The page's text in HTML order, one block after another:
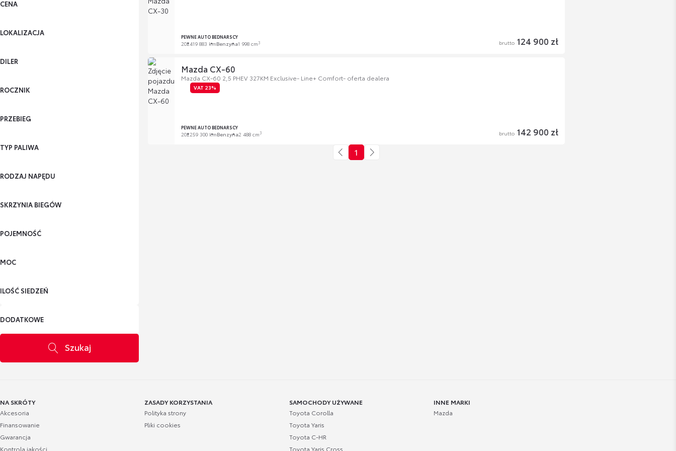
CENA
LOKALIZACJA
DILER
ROCZNIK
PRZEBIEG
TYP PALIWA
RODZAJ NAPĘDU
SKRZYNIA BIEGÓW
POJEMNOŚĆ
MOC
ILOŚĆ SIEDZEŃ
DODATKOWE
Szukaj
PEWNE AUTO BEDNARSCY
202419 883 kmBenzyna1 998 cm3 brutto 124 900 zł
Mazda CX-60
Mazda CX-60 2,5 PHEV 327KM Exclusive- Line+ Comfort- oferta dealera
VAT 23%
PEWNE AUTO BEDNARSCY
202259 300 kmBenzyna2 488 cm3 brutto 142 900 zł
1
NA SKRÓTY
Akcesoria
Finansowanie
Gwarancja
Kontrola jakości
ZASADY KORZYSTANIA
Polityka strony
Pliki cookies
SAMOCHODY UŻYWANE
Toyota Corolla
Toyota Yaris
Toyota C-HR
Toyota Yaris Cross
INNE MARKI
Mazda